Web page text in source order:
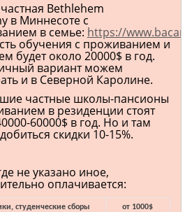
Bethlehem
в Миннесоте с
в семье: https://
обучения с проживанием и
будет около 20000$ в год.
вариант можем
и в Северной Каролине.
частные школы-пансионы
в резиденции стоят
60000$ в год. Но и там
скидки 10-15%.
не указано иное,
оплачивается:
студенческие сборы от 1000$